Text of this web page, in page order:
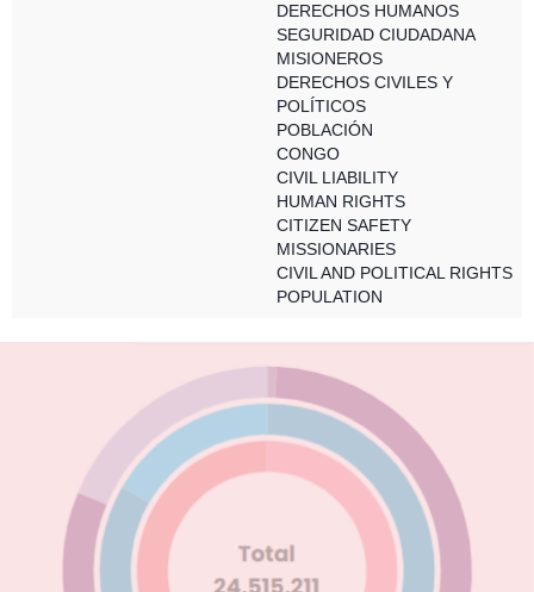
DERECHOS HUMANOS
SEGURIDAD CIUDADANA
MISIONEROS
DERECHOS CIVILES Y
POLÍTICOS
POBLACIÓN
CONGO
CIVIL LIABILITY
HUMAN RIGHTS
CITIZEN SAFETY
MISSIONARIES
CIVIL AND POLITICAL RIGHTS
POPULATION